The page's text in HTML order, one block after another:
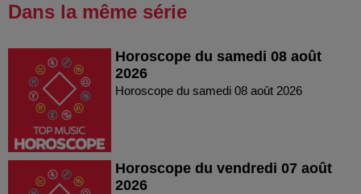
Dans la même série
Horoscope du samedi 08 août
2026
Horoscope du samedi 08 août 2026
Horoscope du vendredi 07 août
2026